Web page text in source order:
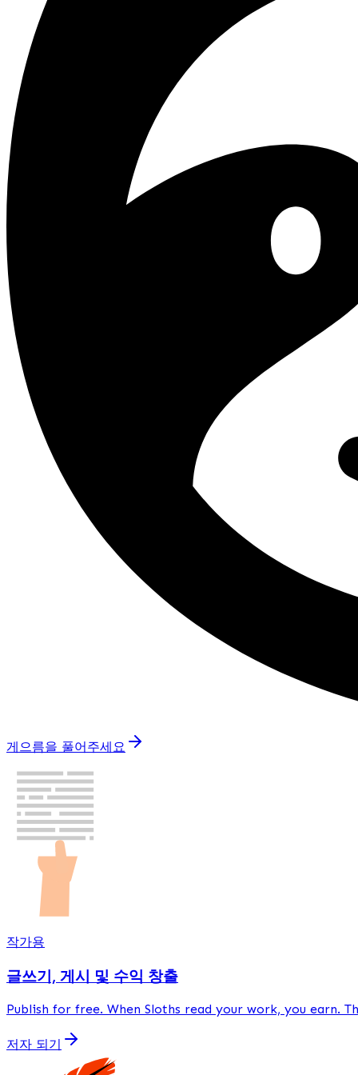
게으름을 풀어주세요
작가용
글쓰기, 게시 및 수익 창출
Publish for free. When Sloths read your work, you earn.
저자 되기